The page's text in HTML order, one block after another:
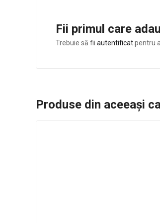
Fii primul care
Trebuie să fii autentificatpentru
Produse din aceeași